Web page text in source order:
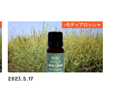
-モティアロッシャ
2023.5.17